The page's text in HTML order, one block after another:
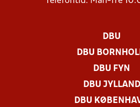
DBU
DBU
DBU FYN
DBU JYLLAND
DBU